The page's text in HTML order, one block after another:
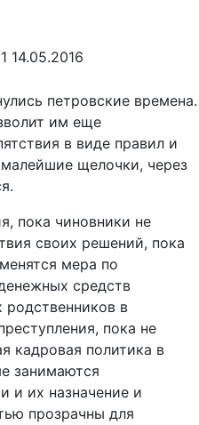
14.05.2016
петровские времена.
им еще
в виде правил и
щелочки, через
пока чиновники не
своих решений, пока
мера по
средств
в
пока не
кадровая политика в
занимаются
и их назначение и
прозрачны для